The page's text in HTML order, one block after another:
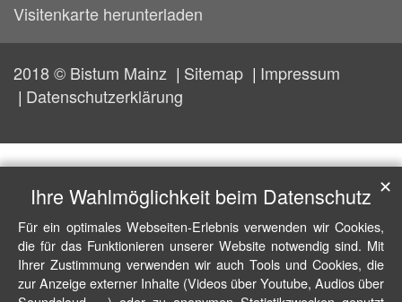
Visitenkarte herunterladen
2018 © Bistum Mainz Sitemap
Impressum
Datenschutzerklärung
Ihre Wahlmöglichkeit beim Datenschutz
Für ein optimales Webseiten-Erlebnis verwenden wir Cookies,
die für das Funktionieren unserer Website notwendig sind. Mit
Ihrer Zustimmung verwenden wir auch Tools und Cookies, die
zur Anzeige externer Inhalte (Videos über Youtube, Audios über
✕